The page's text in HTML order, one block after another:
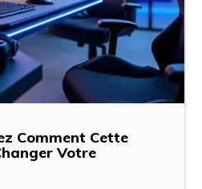
Comment Cette
Votre